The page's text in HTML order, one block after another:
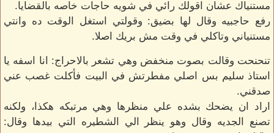
مستنياك عشان اقولك رائي في شويه حاجات خاصه بالقضايا.
رفع حاجبيه وقال لها بضيق: وقولتي استغل الوقت ده وانتي
مستنياني وتاكلي في وقت مش بريك اصلا.
تنحنحت وقالت بصوت منخفض وهي تشعر بالاحراج: انا اسفه يا
استاذ سليم بس اصلي مفطرتش في البيت فأكلت غصب عني
صدقني.
اراد ان يضحك بشده علي منظرها وهي مرتبكه هكذا، ولكنه
تصنع الجديه وقال وهو ينظر الي الشطيره التي بيدها وقال: